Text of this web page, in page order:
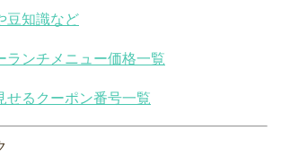
豆知識など
ランチメニュー価格一覧
せるクーポン番号一覧